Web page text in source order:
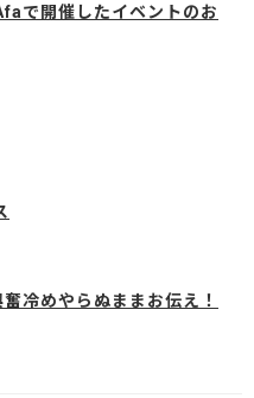
で開催したイベントのお
冷めやらぬままお伝え！